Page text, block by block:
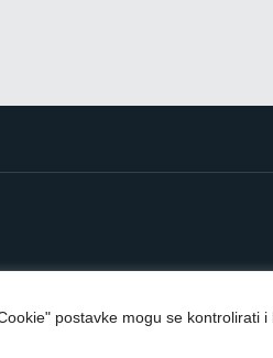
postavke mogu se kontrolirati